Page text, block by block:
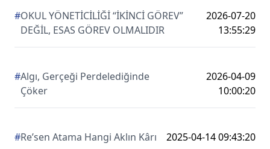
#OKUL YÖNETİCİLİĞİ “İKİNCİ GÖREV”
DEĞİL, ESAS GÖREV OLMALIDIR
2026-07-20
13:55:29
#Algı, Gerçeği Perdelediğinde
Çöker
2026-04-09
10:00:20
#Re’sen Atama Hangi Aklın Kârı 2025-04-14 09:43:20